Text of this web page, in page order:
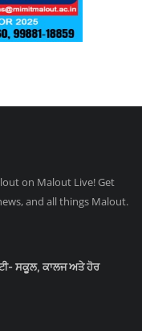
on Malout Live! Get
and all things Malout.
ਸਕੂਲ, ਕਾਲਜ ਅਤੇ ਹੋਰ